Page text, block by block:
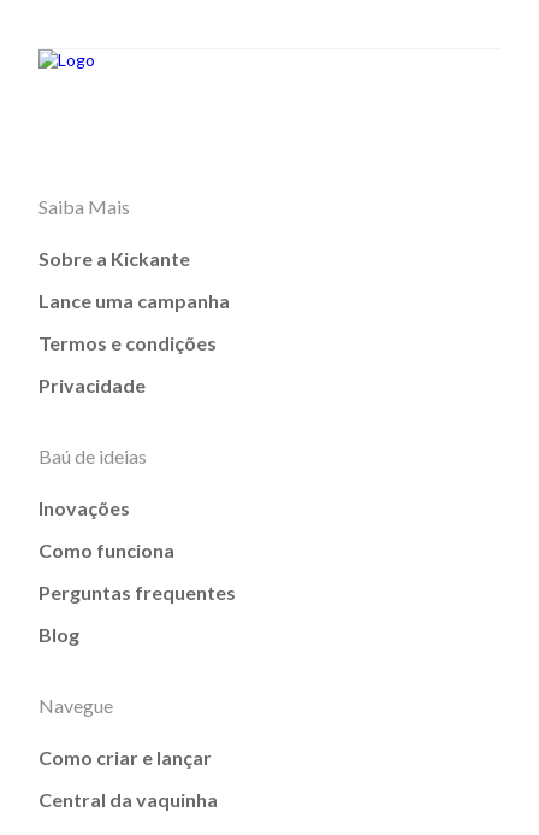
Saiba Mais
Sobre a Kickante
Lance uma campanha
Termos e condições
Privacidade
Baú de ideias
Inovações
Como funciona
Perguntas frequentes
Blog
Navegue
Como criar e lançar
Central da vaquinha